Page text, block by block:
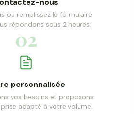
ou remplissez le formulaire
répondons sous 2 heures.
02
personnalisée
vos besoins et proposons
adapté à votre volume.